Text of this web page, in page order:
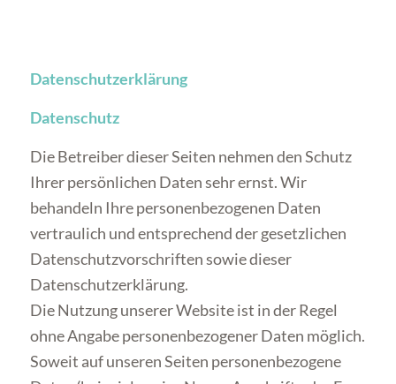
Datenschutzerklärung
Datenschutz
Die Betreiber dieser Seiten nehmen den Schutz
Ihrer persönlichen Daten sehr ernst. Wir
behandeln Ihre personenbezogenen Daten
vertraulich und entsprechend der gesetzlichen
Datenschutzvorschriften sowie dieser
Datenschutzerklärung.
Die Nutzung unserer Website ist in der Regel
ohne Angabe personenbezogener Daten möglich.
Soweit auf unseren Seiten personenbezogene